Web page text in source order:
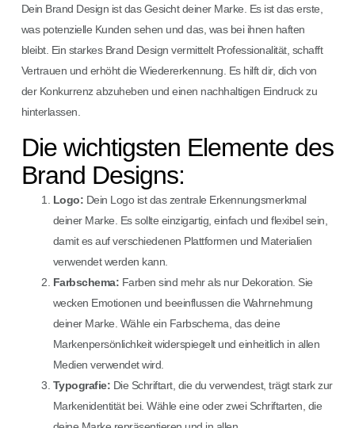
Dein Brand Design ist das Gesicht deiner Marke. Es ist das erste,
was potenzielle Kunden sehen und das, was bei ihnen haften
bleibt. Ein starkes Brand Design vermittelt Professionalität, schafft
Vertrauen und erhöht die Wiedererkennung. Es hilft dir, dich von
der Konkurrenz abzuheben und einen nachhaltigen Eindruck zu
hinterlassen.
Die wichtigsten Elemente des
Brand Designs:
Logo: Dein Logo ist das zentrale Erkennungsmerkmal
deiner Marke. Es sollte einzigartig, einfach und flexibel sein,
damit es auf verschiedenen Plattformen und Materialien
verwendet werden kann.
Farbschema: Farben sind mehr als nur Dekoration. Sie
wecken Emotionen und beeinflussen die Wahrnehmung
deiner Marke. Wähle ein Farbschema, das deine
Markenpersönlichkeit widerspiegelt und einheitlich in allen
Medien verwendet wird.
Typografie: Die Schriftart, die du verwendest, trägt stark zur
Markenidentität bei. Wähle eine oder zwei Schriftarten, die